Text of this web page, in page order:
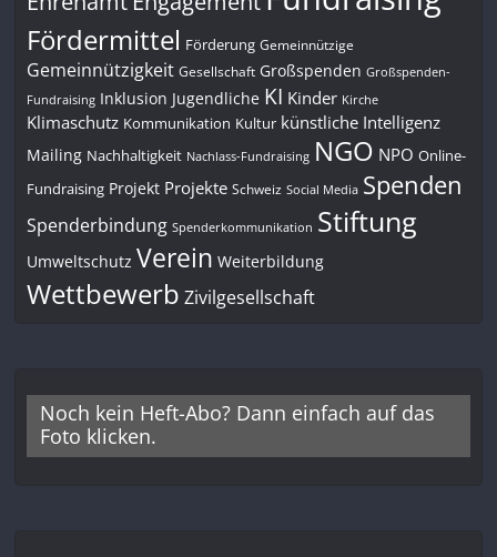
Fördermittel Förderung Gemeinnützige
Gemeinnützigkeit Gesellschaft Großspenden Großspenden-
Fundraising Inklusion Jugendliche KI Kinder Kirche
Klimaschutz Kommunikation Kultur künstliche Intelligenz
Mailing Nachhaltigkeit Nachlass-Fundraising NGO NPO Online-
Fundraising Projekt Projekte Schweiz Social Media Spenden
Spenderbindung Spenderkommunikation Stiftung
Umweltschutz Verein Weiterbildung
Wettbewerb Zivilgesellschaft
Noch kein Heft-Abo? Dann einfach auf das
Foto klicken.